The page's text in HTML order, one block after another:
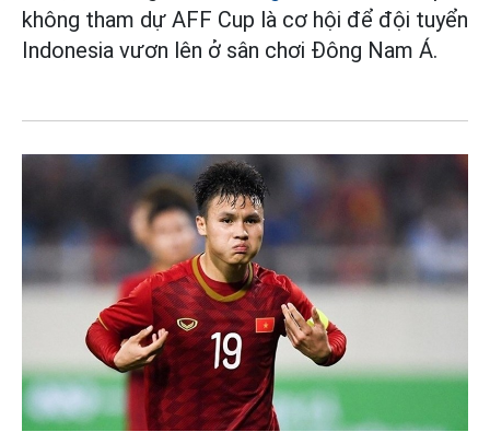
không tham dự AFF Cup là cơ hội để đội tuyển
Indonesia vươn lên ở sân chơi Đông Nam Á.